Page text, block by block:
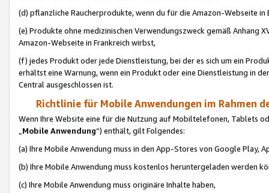
(d) pflanzliche Raucherprodukte, wenn du für die Amazon-Webseite in
(e) Produkte ohne medizinischen Verwendungszweck gemäß Anhang
Amazon-Webseite in Frankreich wirbst,
(f) jedes Produkt oder jede Dienstleistung, bei der es sich um ein
erhältst eine Warnung, wenn ein Produkt oder eine Dienstleistung in
Central ausgeschlossen ist.
Richtlinie für Mobile Anwendungen im Rahmen
Wenn Ihre Website eine für die Nutzung auf Mobiltelefonen, Tablets
„Mobile Anwendung“) enthält, gilt Folgendes:
(a) Ihre Mobile Anwendung muss in den App-Stores von Google Play,
(b) Ihre Mobile Anwendung muss kostenlos heruntergeladen werden
(c) Ihre Mobile Anwendung muss originäre Inhalte haben,